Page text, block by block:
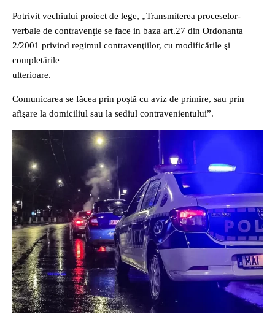
Potrivit vechiului proiect de lege, „Transmiterea proceselor-
verbale de contravenţie se face in baza art.27 din Ordonanta
2/2001 privind regimul contravenţiilor, cu modificările şi
completările
ulterioare.
Comunicarea se făcea prin poștă cu aviz de primire, sau prin
afişare la domiciliul sau la sediul contravenientului”.